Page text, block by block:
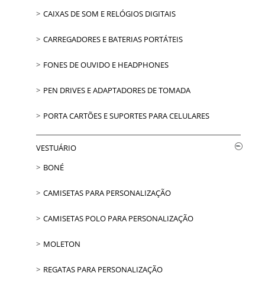
CAIXAS DE SOM E RELÓGIOS DIGITAIS
CARREGADORES E BATERIAS PORTÁTEIS
FONES DE OUVIDO E HEADPHONES
PEN DRIVES E ADAPTADORES DE TOMADA
PORTA CARTÕES E SUPORTES PARA CELULARES
VESTUÁRIO
BONÉ
CAMISETAS PARA PERSONALIZAÇÃO
CAMISETAS POLO PARA PERSONALIZAÇÃO
MOLETON
REGATAS PARA PERSONALIZAÇÃO